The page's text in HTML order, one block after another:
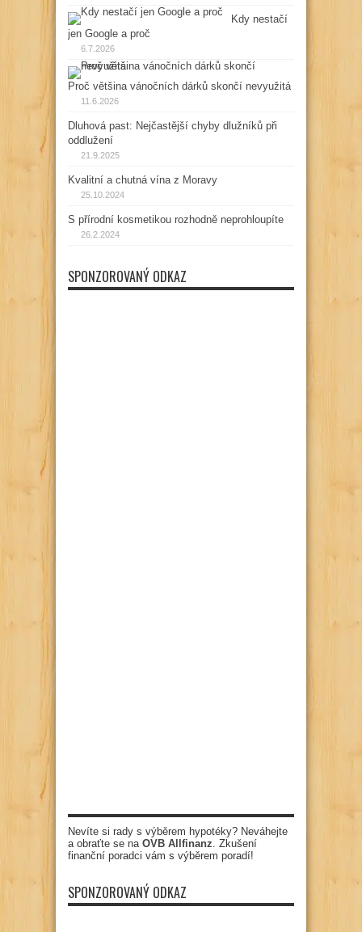
Kdy nestačí
jen Google a proč
6.7.2026
Proč většina vánočních dárků skončí nevyužitá
11.6.2026
Dluhová past: Nejčastější chyby dlužníků při
oddlužení
21.9.2025
Kvalitní a chutná vína z Moravy
25.10.2024
S přírodní kosmetikou rozhodně neprohloupíte
26.2.2024
SPONZOROVANÝ ODKAZ
Nevíte si rady s výběrem hypotéky? Neváhejte
a obraťte se na OVB Allfinanz. Zkušení
finanční poradci vám s výběrem poradí!
SPONZOROVANÝ ODKAZ